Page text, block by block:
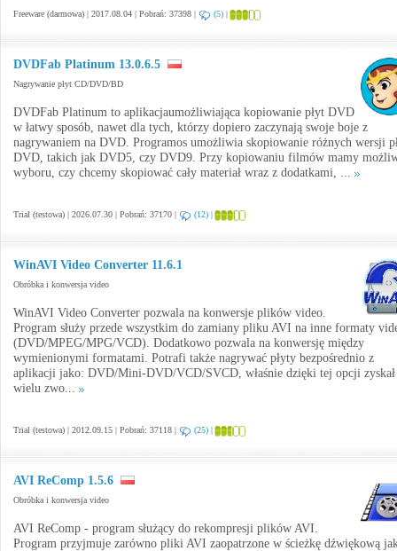
Freeware (darmowa) | 2017.08.04 | Pobrań: 37398 | (5) |
DVDFab Platinum 13.0.6.5
Nagrywanie płyt CD/DVD/BD
DVDFab Platinum to aplikacjaumożliwiająca kopiowanie płyt DVD
w łatwy sposób, nawet dla tych, którzy dopiero zaczynają swoje boje z
nagrywaniem na DVD. Programos umożliwia skopiowanie różnych wersji
DVD, takich jak DVD5, czy DVD9. Przy kopiowaniu filmów mamy
wyboru, czy chcemy skopiować cały materiał wraz z dodatkami, ...
Trial (testowa) | 2026.07.30 | Pobrań: 37170 | (12) |
WinAVI Video Converter 11.6.1
Obróbka i konwersja video
WinAVI Video Converter pozwala na konwersje plików video.
Program służy przede wszystkim do zamiany pliku AVI na inne formaty
(DVD/MPEG/MPG/VCD). Dodatkowo pozwala na konwersję między
wymienionymi formatami. Potrafi także nagrywać płyty bezpośrednio z
aplikacji jako: DVD/Mini-DVD/VCD/SVCD, właśnie dzięki tej opcji zyskał
wielu zwo...
Trial (testowa) | 2012.09.15 | Pobrań: 37118 | (25) |
AVI ReComp 1.5.6
Obróbka i konwersja video
AVI ReComp - program służący do rekompresji plików AVI.
Program przyjmuje zarówno pliki AVI zaopatrzone w ścieżkę dźwiękową